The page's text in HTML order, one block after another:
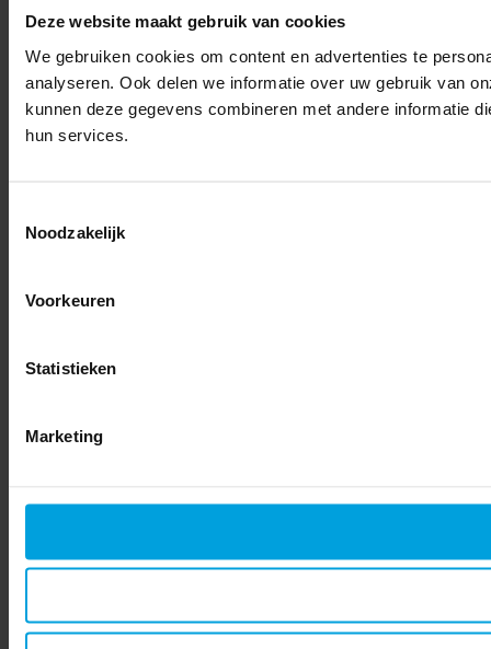
Deze website maakt gebruik van cookies
We gebruiken cookies om content en advertenties te
analyseren. Ook delen we informatie over uw gebruik van
kunnen deze gegevens combineren met andere informatie
hun services.
Noodzakelijk
Voorkeuren
Statistieken
Marketing